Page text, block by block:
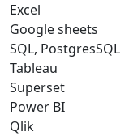
Excel
Google sheets
SQL, PostgresSQL
Tableau
Superset
Power BI
Qlik